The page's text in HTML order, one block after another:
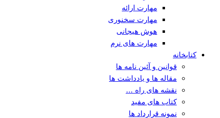
مهارت ارائه
مهارت سخنوری
هوش هیجانی
مهارت های نرم
کتابخانه
قوانین و آئین نامه ها
مقاله ها و یادداشت ها
نقشه های راه …
کتاب های مفید
نمونه قرارداد ها